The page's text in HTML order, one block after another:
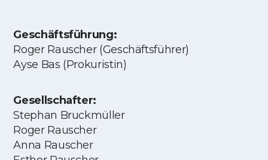
Geschäftsführung:
Roger Rauscher (Geschäftsführer)
Ayse Bas (Prokuristin)
Gesellschafter:
Stephan Bruckmüller
Roger Rauscher
Anna Rauscher